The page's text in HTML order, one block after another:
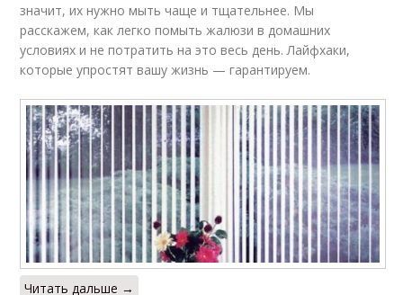
значит, их нужно мыть чаще и тщательнее. Мы
расскажем, как легко помыть жалюзи в домашних
условиях и не потратить на это весь день. Лайфхаки,
которые упростят вашу жизнь — гарантируем.
Читать дальше →